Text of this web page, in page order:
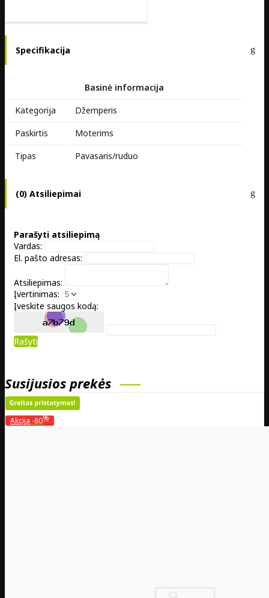
Specifikacija
Basinė informacija
Kategorija
Džemperis
Paskirtis
Moterims
Tipas
Pavasaris/ruduo
(0) Atsiliepimai
Parašyti atsiliepimą
Vardas:
El. pašto adresas:
Atsiliepimas:
Įvertinimas:
Įveskite saugos kodą:
Rašyti
Susijusios prekės
Akcija -80%